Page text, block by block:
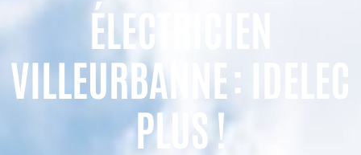
ÉLECTRICIEN
VILLEURBANNE : IDELEC
PLUS !